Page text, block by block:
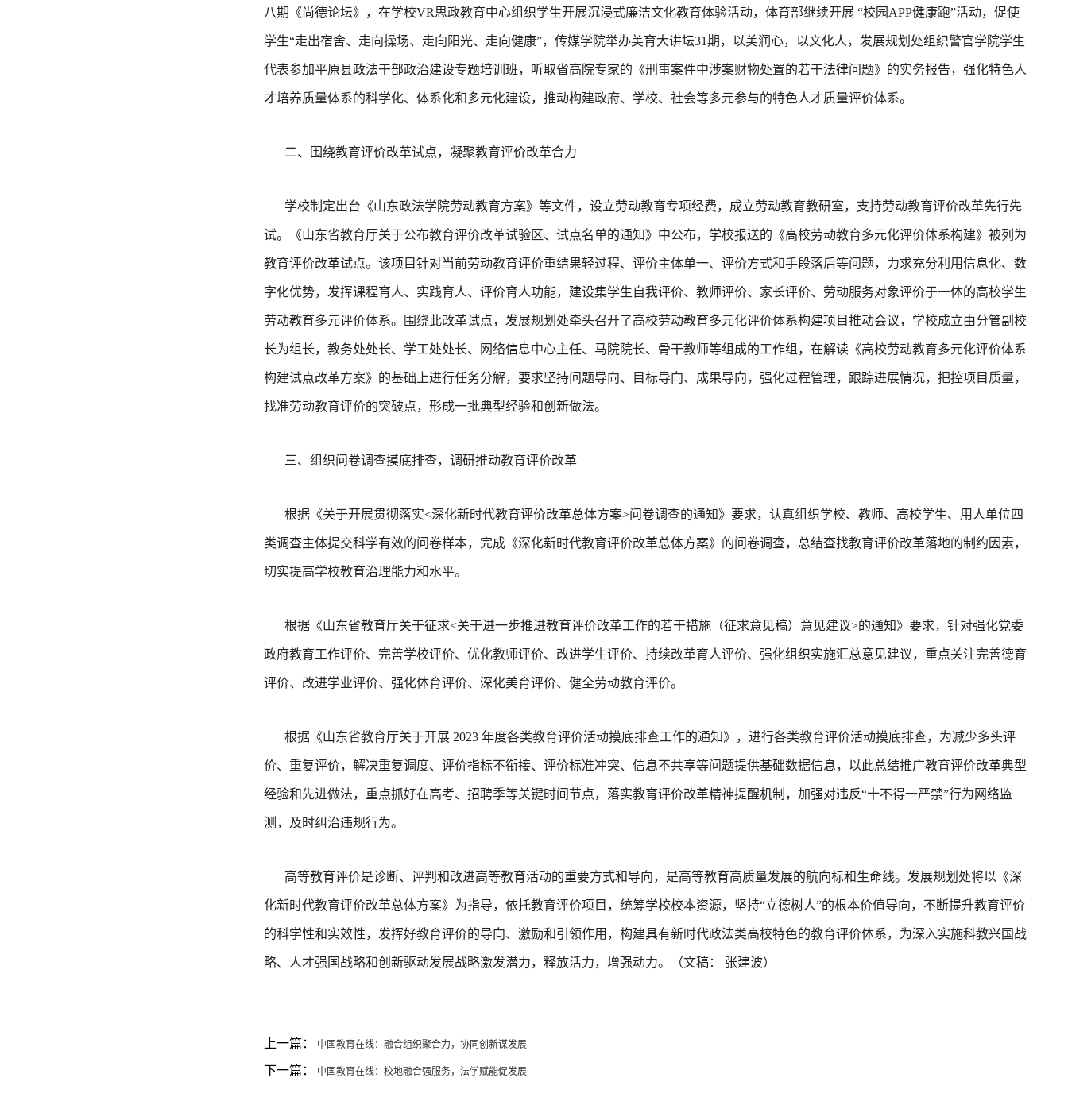
八期《尚德论坛》，在学校VR思政教育中心组织学生开展沉浸式廉洁文化教育体验活动，体育部继续开展 “校园APP健康跑”活动，促使
学生“走出宿舍、走向操场、走向阳光、走向健康”，传媒学院举办美育大讲坛31期，以美润心，以文化人，发展规划处组织警官学院学生
代表参加平原县政法干部政治建设专题培训班，听取省高院专家的《刑事案件中涉案财物处置的若干法律问题》的实务报告，强化特色人
才培养质量体系的科学化、体系化和多元化建设，推动构建政府、学校、社会等多元参与的特色人才质量评价体系。
二、围绕教育评价改革试点，凝聚教育评价改革合力
学校制定出台《山东政法学院劳动教育方案》等文件，设立劳动教育专项经费，成立劳动教育教研室，支持劳动教育评价改革先行先
试。《山东省教育厅关于公布教育评价改革试验区、试点名单的通知》中公布，学校报送的《高校劳动教育多元化评价体系构建》被列为
教育评价改革试点。该项目针对当前劳动教育评价重结果轻过程、评价主体单一、评价方式和手段落后等问题，力求充分利用信息化、数
字化优势，发挥课程育人、实践育人、评价育人功能，建设集学生自我评价、教师评价、家长评价、劳动服务对象评价于一体的高校学生
劳动教育多元评价体系。围绕此改革试点，发展规划处牵头召开了高校劳动教育多元化评价体系构建项目推动会议，学校成立由分管副校
长为组长，教务处处长、学工处处长、网络信息中心主任、马院院长、骨干教师等组成的工作组，在解读《高校劳动教育多元化评价体系
构建试点改革方案》的基础上进行任务分解，要求坚持问题导向、目标导向、成果导向，强化过程管理，跟踪进展情况，把控项目质量，
找准劳动教育评价的突破点，形成一批典型经验和创新做法。
三、组织问卷调查摸底排查，调研推动教育评价改革
根据《关于开展贯彻落实<深化新时代教育评价改革总体方案>问卷调查的通知》要求，认真组织学校、教师、高校学生、用人单位四
类调查主体提交科学有效的问卷样本，完成《深化新时代教育评价改革总体方案》的问卷调查，总结查找教育评价改革落地的制约因素，
切实提高学校教育治理能力和水平。
根据《山东省教育厅关于征求<关于进一步推进教育评价改革工作的若干措施（征求意见稿）意见建议>的通知》要求，针对强化党委
政府教育工作评价、完善学校评价、优化教师评价、改进学生评价、持续改革育人评价、强化组织实施汇总意见建议，重点关注完善德育
评价、改进学业评价、强化体育评价、深化美育评价、健全劳动教育评价。
根据《山东省教育厅关于开展 2023 年度各类教育评价活动摸底排查工作的通知》，进行各类教育评价活动摸底排查，为减少多头评
价、重复评价，解决重复调度、评价指标不衔接、评价标准冲突、信息不共享等问题提供基础数据信息，以此总结推广教育评价改革典型
经验和先进做法，重点抓好在高考、招聘季等关键时间节点，落实教育评价改革精神提醒机制，加强对违反“十不得一严禁”行为网络监
测，及时纠治违规行为。
高等教育评价是诊断、评判和改进高等教育活动的重要方式和导向，是高等教育高质量发展的航向标和生命线。发展规划处将以《深
化新时代教育评价改革总体方案》为指导，依托教育评价项目，统筹学校校本资源，坚持“立德树人”的根本价值导向，不断提升教育评价
的科学性和实效性，发挥好教育评价的导向、激励和引领作用，构建具有新时代政法类高校特色的教育评价体系，为深入实施科教兴国战
略、人才强国战略和创新驱动发展战略激发潜力，释放活力，增强动力。（文稿： 张建波）
上一篇： 中国教育在线：融合组织聚合力，协同创新谋发展
下一篇： 中国教育在线：校地融合强服务，法学赋能促发展